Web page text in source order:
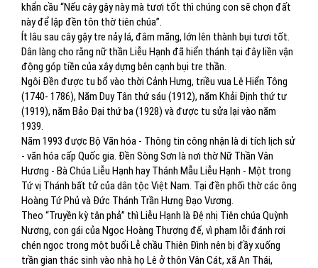
khẩn cầu “Nếu cây gậy này mà tươi tốt thì chúng con sẽ chọn đất
này để lập đền tôn thờ tiên chúa”.
Ít lâu sau cây gậy tre nảy lá, đâm măng, lớn lên thành bụi tươi tốt.
Dân làng cho rằng nữ thần Liễu Hạnh đã hiển thánh tại đây liền vận
động góp tiền của xây dựng bên cạnh bụi tre thần.
Ngôi Đền được tu bổ vào thời Cảnh Hưng, triều vua Lê Hiển Tông
(1740- 1786), Năm Duy Tân thứ sáu (1912), năm Khải Định thứ tư
(1919), năm Bảo Đại thứ ba (1928) và được tu sửa lại vào năm
1939.
Năm 1993 được Bộ Văn hóa - Thông tin công nhận là di tích lịch sử
- văn hóa cấp Quốc gia. Đền Sòng Sơn là nơi thờ Nữ Thần Vân
Hương - Bà Chúa Liễu Hạnh hay Thánh Mẫu Liễu Hạnh - Một trong
Tứ vị Thánh bất tử của dân tộc Việt Nam. Tại đền phối thờ các ông
Hoàng Tứ Phủ và Đức Thánh Trần Hưng Đạo Vương.
Theo “Truyền kỳ tân phả” thì Liễu Hạnh là Đệ nhị Tiên chúa Quỳnh
Nương, con gái của Ngọc Hoàng Thượng đế, vì phạm lỗi đánh rơi
chén ngọc trong một buổi Lễ chầu Thiên Đình nên bị đầy xuống
trần gian thác sinh vào nhà họ Lê ở thôn Vân Cát, xã An Thái,